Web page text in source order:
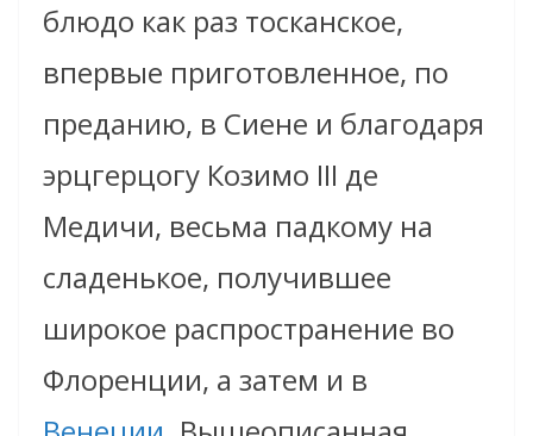
блюдо как раз тосканское,
впервые приготовленное, по
преданию, в Сиене и благодаря
эрцгерцогу Козимо III де
Медичи, весьма падкому на
сладенькое, получившее
широкое распространение во
Флоренции, а затем и в